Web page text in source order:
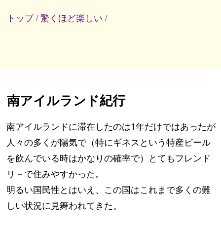
南アイルランド紀行
南アイルランドに滞在したのは1年だけではあったが
人々の多くが陽気で（特にギネスという特産ビール
を飲んでいる時はかなりの確率で）とてもフレンド
リ－で住みやすかった。
明るい国民性とはいえ、この国はこれまで多くの難
しい状況に見舞われてきた。
トップ / 驚くほど楽しい /